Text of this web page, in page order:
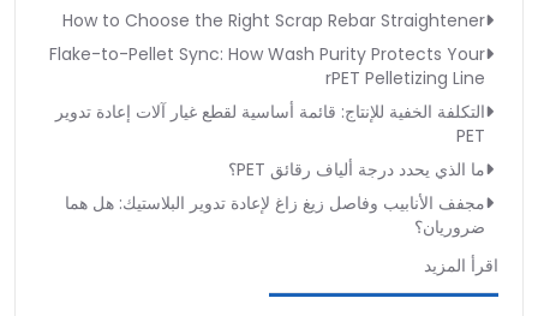
How to Choose the Right Scrap Rebar Straightener
Flake-to-Pellet Sync: How Wash Purity Protects Your
rPET Pelletizing Line
التكلفة الخفية للإنتاج: قائمة أساسية لقطع غيار آلات إعادة تدوير
PET
ما الذي يحدد درجة ألياف رقائق PET؟
مجفف الأنابيب وفاصل زيغ زاغ لإعادة تدوير البلاستيك: هل هما
ضروريان؟
اقرأ المزيد